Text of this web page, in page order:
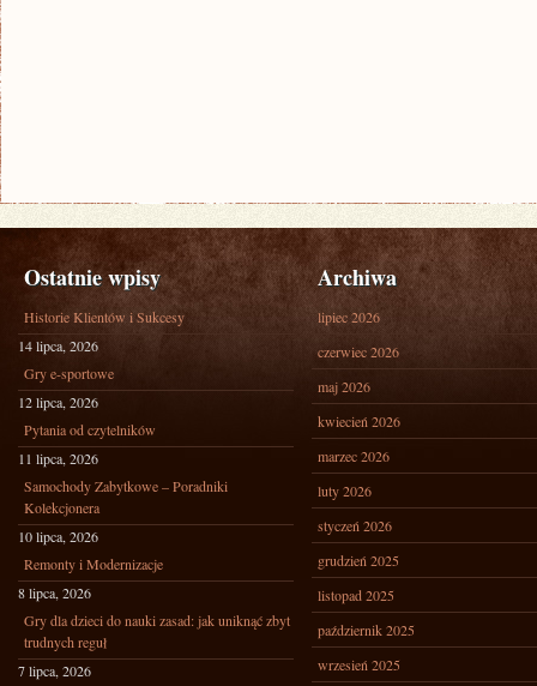
Ostatnie wpisy
Historie Klientów i Sukcesy
14 lipca, 2026
Gry e-sportowe
12 lipca, 2026
Pytania od czytelników
11 lipca, 2026
Samochody Zabytkowe – Poradniki
Kolekcjonera
10 lipca, 2026
Remonty i Modernizacje
8 lipca, 2026
Gry dla dzieci do nauki zasad: jak uniknąć zbyt
trudnych reguł
7 lipca, 2026
Archiwa
lipiec 2026
czerwiec 2026
maj 2026
kwiecień 2026
marzec 2026
luty 2026
styczeń 2026
grudzień 2025
listopad 2025
październik 2025
wrzesień 2025